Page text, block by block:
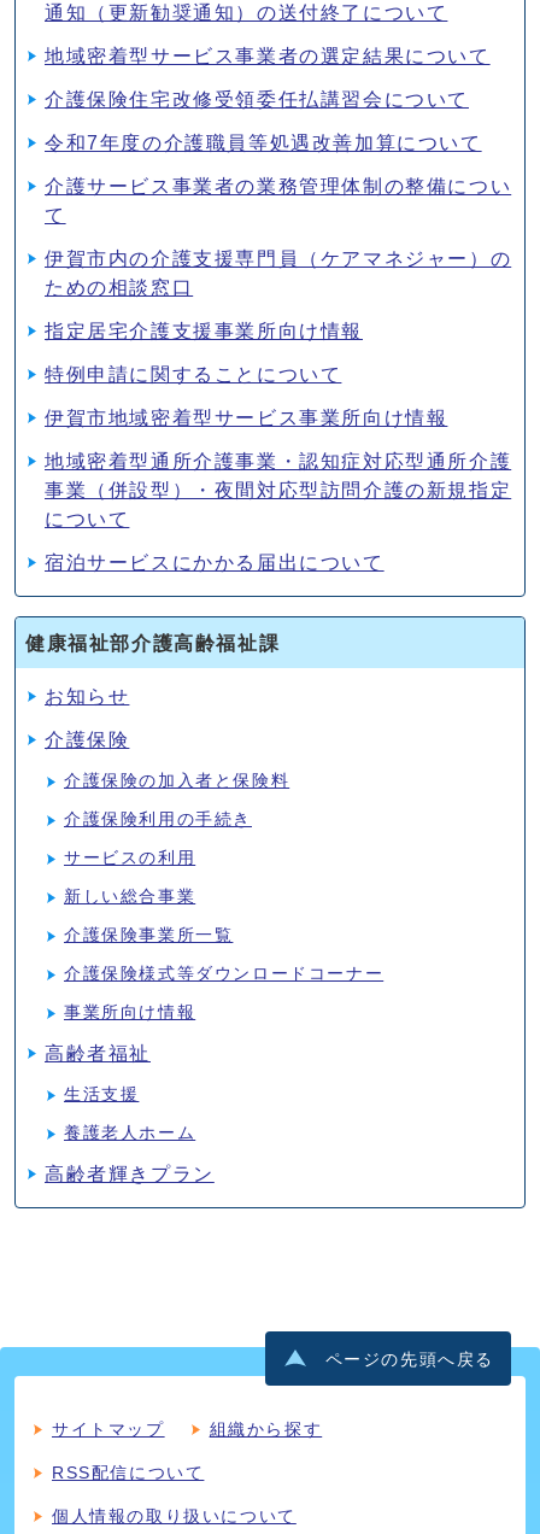
通知（更新勧奨通知）の送付終了について
地域密着型サービス事業者の選定結果について
介護保険住宅改修受領委任払講習会について
令和7年度の介護職員等処遇改善加算について
介護サービス事業者の業務管理体制の整備につい
て
伊賀市内の介護支援専門員（ケアマネジャー）の
ための相談窓口
指定居宅介護支援事業所向け情報
特例申請に関することについて
伊賀市地域密着型サービス事業所向け情報
地域密着型通所介護事業・認知症対応型通所介護
事業（併設型）・夜間対応型訪問介護の新規指定
について
宿泊サービスにかかる届出について
健康福祉部介護高齢福祉課
お知らせ
介護保険
介護保険の加入者と保険料
介護保険利用の手続き
サービスの利用
新しい総合事業
介護保険事業所一覧
介護保険様式等ダウンロードコーナー
事業所向け情報
高齢者福祉
生活支援
養護老人ホーム
高齢者輝きプラン
ページの先頭へ戻る
サイトマップ 組織から探す
RSS配信について
個人情報の取り扱いについて